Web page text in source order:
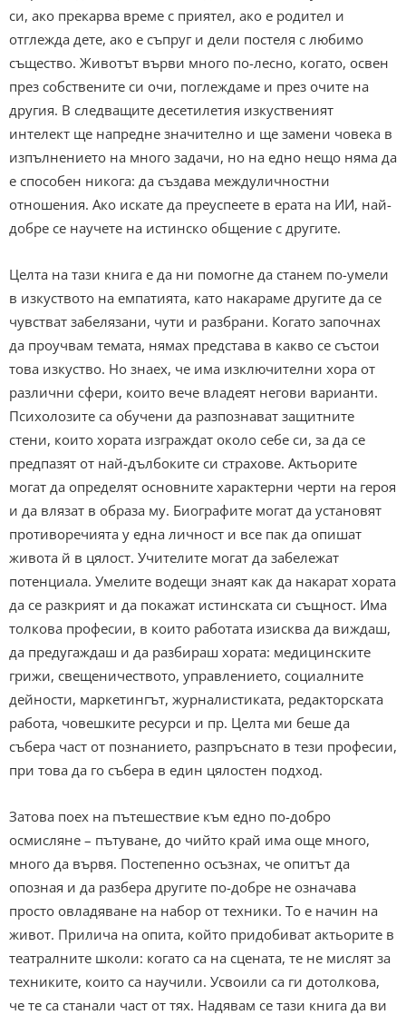
си, ако прекарва време с приятел, ако е родител и
отглежда дете, ако е съпруг и дели постеля с любимо
същество. Животът върви много по-лесно, когато, освен
през собствените си очи, поглеждаме и през очите на
другия. В следващите десетилетия изкуственият
интелект ще напредне значително и ще замени човека в
изпълнението на много задачи, но на едно нещо няма да
е способен никога: да създава междуличностни
отношения. Ако искате да преуспеете в ерата на ИИ, най-
добре се научете на истинско общение с другите.
Целта на тази книга е да ни помогне да станем по-умели
в изкуството на емпатията, като накараме другите да се
чувстват забелязани, чути и разбрани. Когато започнах
да проучвам темата, нямах представа в какво се състои
това изкуство. Но знаех, че има изключителни хора от
различни сфери, които вече владеят негови варианти.
Психолозите са обучени да разпознават защитните
стени, които хората изграждат около себе си, за да се
предпазят от най-дълбоките си страхове. Актьорите
могат да определят основните характерни черти на героя
и да влязат в образа му. Биографите могат да установят
противоречията у една личност и все пак да опишат
живота й в цялост. Учителите могат да забележат
потенциала. Умелите водещи знаят как да накарат хората
да се разкрият и да покажат истинската си същност. Има
толкова професии, в които работата изисква да виждаш,
да предугаждаш и да разбираш хората: медицинските
грижи, свещеничеството, управлението, социалните
дейности, маркетингът, журналистиката, редакторската
работа, човешките ресурси и пр. Целта ми беше да
събера част от познанието, разпръснато в тези професии,
при това да го събера в един цялостен подход.
Затова поех на пътешествие към едно по-добро
осмисляне – пътуване, до чийто край има още много,
много да вървя. Постепенно осъзнах, че опитът да
опозная и да разбера другите по-добре не означава
просто овладяване на набор от техники. То е начин на
живот. Прилича на опита, който придобиват актьорите в
театралните школи: когато са на сцената, те не мислят за
техниките, които са научили. Усвоили са ги дотолкова,
че те са станали част от тях. Надявам се тази книга да ви